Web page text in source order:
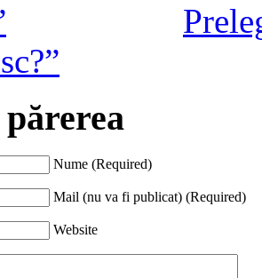
Nume (Required)
Mail (nu va fi publicat) (Required)
Website